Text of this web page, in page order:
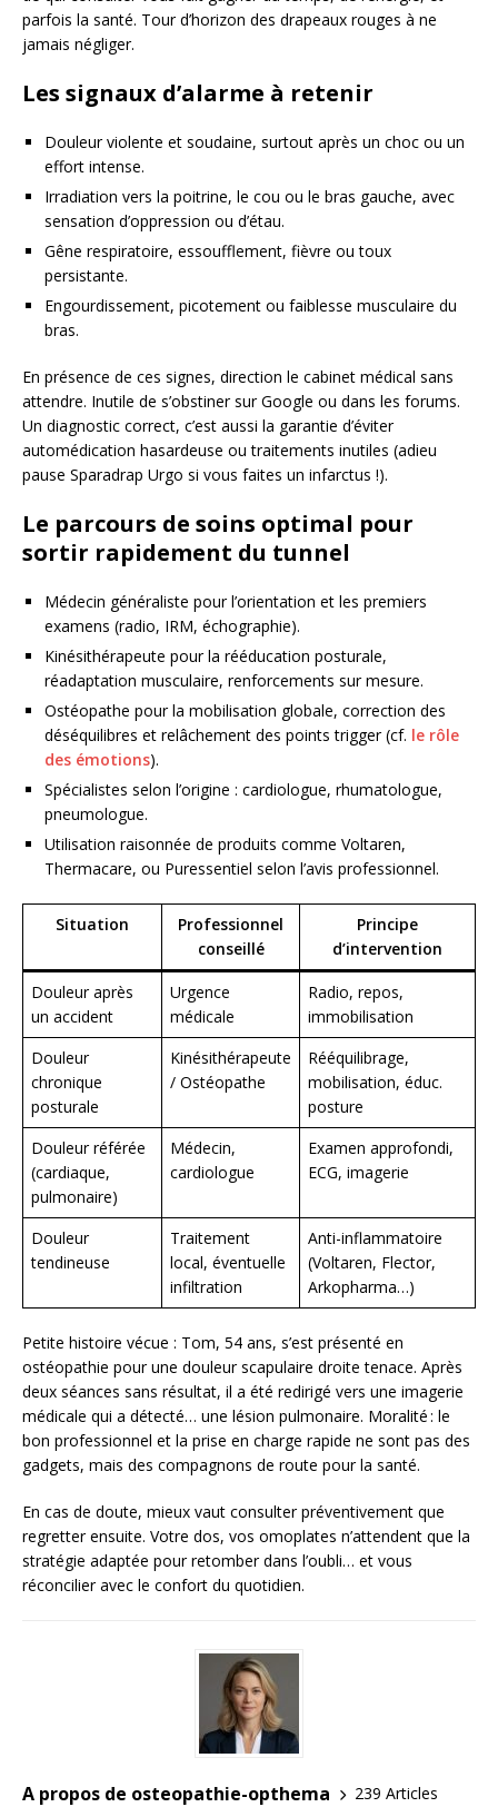
parfois la santé. Tour d’horizon des drapeaux rouges à ne
jamais négliger.
Les signaux d’alarme à retenir
Douleur violente et soudaine, surtout après un choc ou un
effort intense.
Irradiation vers la poitrine, le cou ou le bras gauche, avec
sensation d’oppression ou d’étau.
Gêne respiratoire, essoufflement, fièvre ou toux
persistante.
Engourdissement, picotement ou faiblesse musculaire du
bras.
En présence de ces signes, direction le cabinet médical sans
attendre. Inutile de s’obstiner sur Google ou dans les forums.
Un diagnostic correct, c’est aussi la garantie d’éviter
automédication hasardeuse ou traitements inutiles (adieu
pause Sparadrap Urgo si vous faites un infarctus !).
Le parcours de soins optimal pour
sortir rapidement du tunnel
Médecin généraliste pour l’orientation et les premiers
examens (radio, IRM, échographie).
Kinésithérapeute pour la rééducation posturale,
réadaptation musculaire, renforcements sur mesure.
Ostéopathe pour la mobilisation globale, correction des
déséquilibres et relâchement des points trigger (cf. le rôle
des émotions).
Spécialistes selon l’origine : cardiologue, rhumatologue,
pneumologue.
Utilisation raisonnée de produits comme Voltaren,
Thermacare, ou Puressentiel selon l’avis professionnel.
Situation
Professionnel
conseillé
Principe
d’intervention
Douleur après
un accident
Urgence
médicale
Radio, repos,
immobilisation
Douleur
chronique
posturale
Kinésithérapeute
/ Ostéopathe
Rééquilibrage,
mobilisation, éduc.
posture
Douleur référée
(cardiaque,
pulmonaire)
Médecin,
cardiologue
Examen approfondi,
ECG, imagerie
Douleur
tendineuse
Traitement
local, éventuelle
infiltration
Anti-inflammatoire
(Voltaren, Flector,
Arkopharma…)
Petite histoire vécue : Tom, 54 ans, s’est présenté en
ostéopathie pour une douleur scapulaire droite tenace. Après
deux séances sans résultat, il a été redirigé vers une imagerie
médicale qui a détecté… une lésion pulmonaire. Moralité : le
bon professionnel et la prise en charge rapide ne sont pas des
gadgets, mais des compagnons de route pour la santé.
En cas de doute, mieux vaut consulter préventivement que
regretter ensuite. Votre dos, vos omoplates n’attendent que la
stratégie adaptée pour retomber dans l’oubli… et vous
réconcilier avec le confort du quotidien.
A propos de osteopathie-opthema
239 Articles